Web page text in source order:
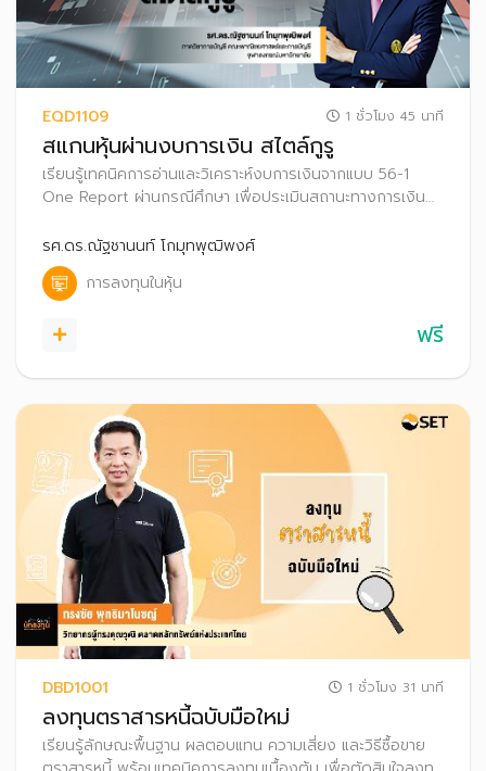
EQD1109 1 ชั่วโมง 45 นาที
สแกนหุ้นผ่านงบการเงิน สไตล์กูรู
เรียนรู้เทคนิคการอ่านและวิเคราะห์งบการเงินจากแบบ 56-1
One Report ผ่านกรณีศึกษา เพื่อประเมินสถานะทางการเงิน
รศ.ดร.ณัฐชานนท์ โกมุทพุฒิพงศ์
การลงทุนในหุ้น
ฟรี
DBD1001 1 ชั่วโมง 31 นาที
ลงทุนตราสารหนี้ฉบับมือใหม่
เรียนรู้ลักษณะพื้นฐาน ผลตอบแทน ความเสี่ยง และวิธีซื้อขาย